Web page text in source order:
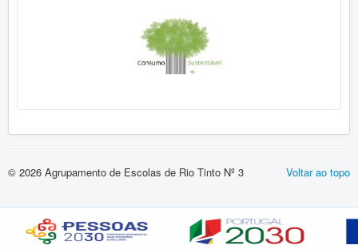
Voltar ao topo
© 2026 Agrupamento de Escolas de Rio Tinto Nº 3